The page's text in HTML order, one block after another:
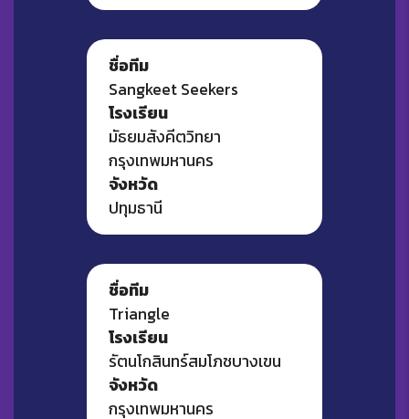
ชื่อทีม
Sangkeet Seekers
โรงเรียน
มัธยมสังคีตวิทยา
กรุงเทพมหานคร
จังหวัด
ปทุมธานี
ชื่อทีม
Triangle
โรงเรียน
รัตนโกสินทร์สมโภชบางเขน
จังหวัด
กรุงเทพมหานคร